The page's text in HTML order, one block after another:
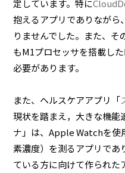
定しています。特に
抱えるアプリでありながら
りませんでした。また、
もM1プロセッサを搭載し
必要があります。
また、ヘルスケアアプリ「
現状を踏まえ，大きな機能
ナ」は、Apple Watchを使
素濃度）を測るアプリであ
ている方に向けて作られた